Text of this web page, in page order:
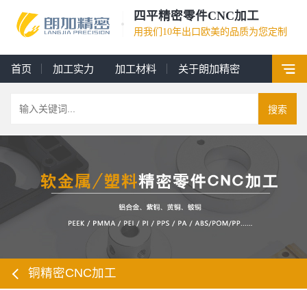
四平精密零件CNC加工
用我们10年出口欧美的品质为您定制
首页 加工实力 加工材料 关于朗加精密
搜索
铜精密CNC加工